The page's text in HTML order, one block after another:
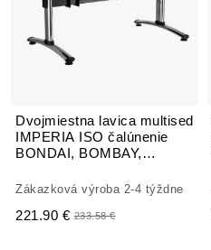
Dvojmiestna lavica multised
IMPERIA ISO čalúnenie
BONDAI, BOMBAY,
Zákazková výroba 2-4 týždne
221.90 € 233.58 €